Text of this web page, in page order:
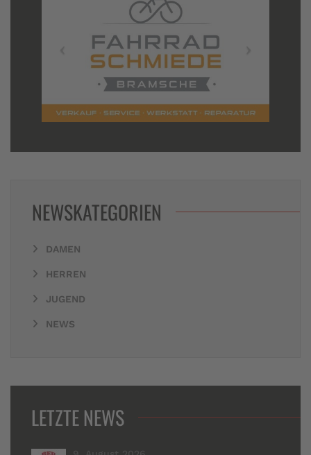
NEWSKATEGORIEN
DAMEN
HERREN
JUGEND
NEWS
LETZTE NEWS